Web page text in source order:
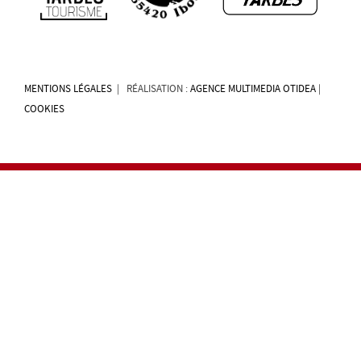
MENTIONS LÉGALES | RÉALISATION :AGENCE MULTIMEDIA OTIDEA |
COOKIES